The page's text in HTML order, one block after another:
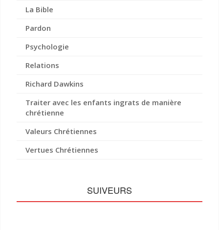
La Bible
Pardon
Psychologie
Relations
Richard Dawkins
Traiter avec les enfants ingrats de manière
chrétienne
Valeurs Chrétiennes
Vertues Chrétiennes
SUIVEURS